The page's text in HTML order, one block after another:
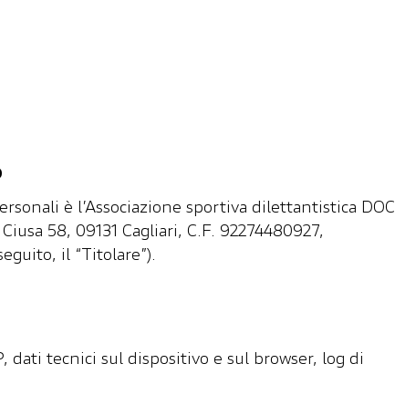
è l’Associazione sportiva dilettantistica DOC
58, 09131 Cagliari, C.F. 92274480927,
il “Titolare”).
dati tecnici sul dispositivo e sul browser, log di